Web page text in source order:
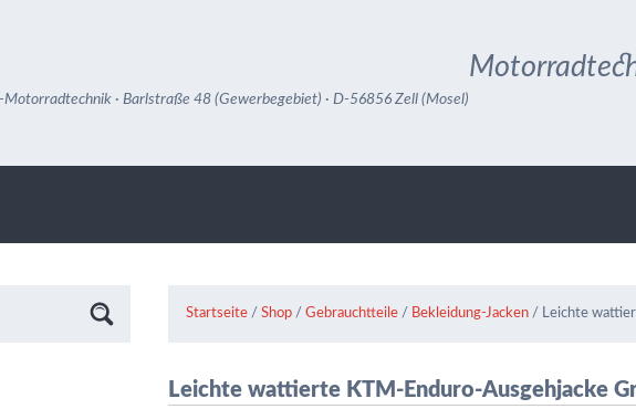
Motorradtechnik · Barlstraße 48 (Gewerbegebiet) · D-56856 Zell (Mosel)
Startseite /Shop /Gebrauchtteile / Bekleidung-Jacken / Leichte
Leichte wattierte KTM-Enduro-Ausgehjacke